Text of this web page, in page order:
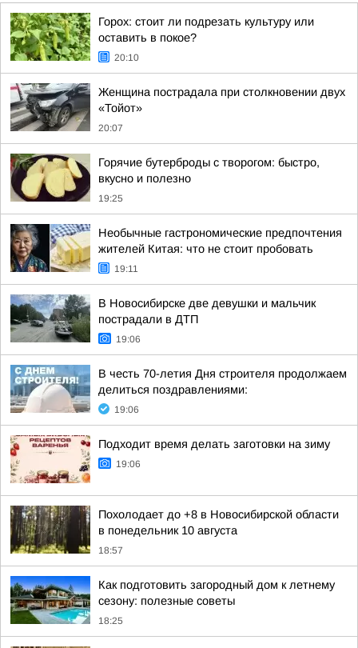
Горох: стоит ли подрезать культуру или
оставить в покое?
20:10
Женщина пострадала при столкновении двух
«Тойот»
20:07
Горячие бутерброды с творогом: быстро,
вкусно и полезно
19:25
Необычные гастрономические предпочтения
жителей Китая: что не стоит пробовать
19:11
В Новосибирске две девушки и мальчик
пострадали в ДТП
19:06
В честь 70-летия Дня строителя продолжаем
делиться поздравлениями:
19:06
Подходит время делать заготовки на зиму
19:06
Похолодает до +8 в Новосибирской области
в понедельник 10 августа
18:57
Как подготовить загородный дом к летнему
сезону: полезные советы
18:25